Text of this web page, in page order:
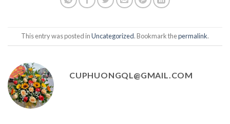
This entry was posted inUncategorized. Bookmark thepermalink.
CUPHUONGQL@GMAIL.COM